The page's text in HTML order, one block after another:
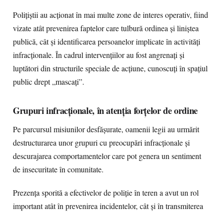
Polițiștii au acționat în mai multe zone de interes operativ, fiind
vizate atât prevenirea faptelor care tulbură ordinea și liniștea
publică, cât și identificarea persoanelor implicate în activități
infracționale. În cadrul intervențiilor au fost angrenați și
luptători din structurile speciale de acțiune, cunoscuți în spațiul
public drept „mascați”.
Grupuri infracționale, în atenția forțelor de ordine
Pe parcursul misiunilor desfășurate, oamenii legii au urmărit
destructurarea unor grupuri cu preocupări infracționale și
descurajarea comportamentelor care pot genera un sentiment
de insecuritate în comunitate.
Prezența sporită a efectivelor de poliție în teren a avut un rol
important atât în prevenirea incidentelor, cât și în transmiterea